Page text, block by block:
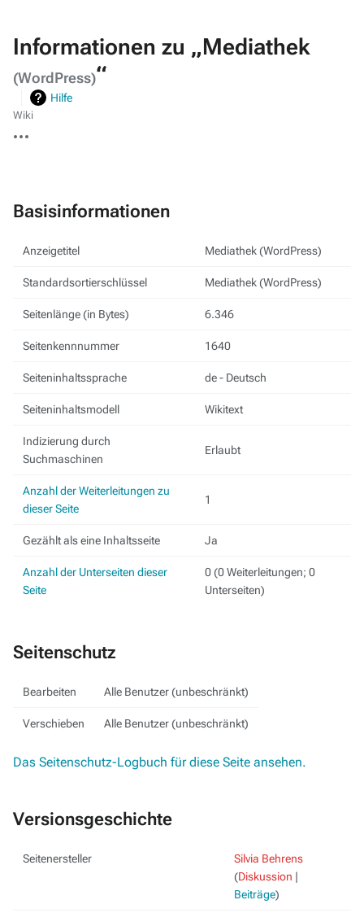
Informationen zu „Mediathek
(WordPress)“
Hilfe
Wiki
Aktionen
Basisinformationen
Anzeigetitel Mediathek (WordPress)
Standardsortierschlüssel Mediathek (WordPress)
Seitenlänge (in Bytes) 6.346
Seitenkennnummer 1640
Seiteninhaltssprache de - Deutsch
Seiteninhaltsmodell Wikitext
Indizierung durch
Suchmaschinen
Erlaubt
Anzahl der Weiterleitungen zu
dieser Seite
1
Gezählt als eine Inhaltsseite Ja
Anzahl der Unterseiten dieser
Seite
0 (0 Weiterleitungen; 0
Unterseiten)
Seitenschutz
Bearbeiten Alle Benutzer (unbeschränkt)
Verschieben Alle Benutzer (unbeschränkt)
Das Seitenschutz-Logbuch für diese Seite ansehen.
Versionsgeschichte
Seitenersteller
Silvia Behrens
(Diskussion |
Beiträge)